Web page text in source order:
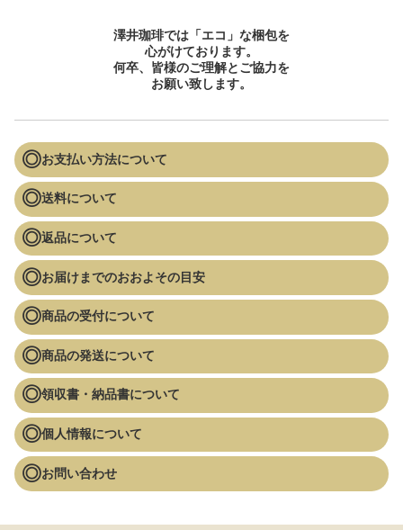
澤井珈琲では「エコ」な梱包を
心がけております。
何卒、皆様のご理解とご協力を
お願い致します。
お支払い方法について
送料について
返品について
お届けまでのおおよその目安
商品の受付について
商品の発送について
領収書・納品書について
個人情報について
お問い合わせ